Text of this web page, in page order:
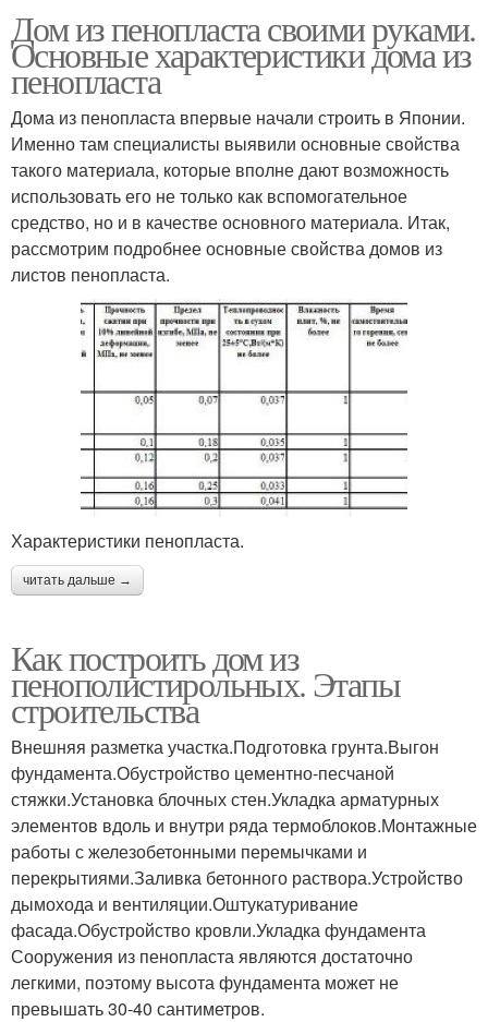
Дом из пенопласта своими руками.
Основные характеристики дома из
пенопласта
Дома из пенопласта впервые начали строить в Японии.
Именно там специалисты выявили основные свойства
такого материала, которые вполне дают возможность
использовать его не только как вспомогательное
средство, но и в качестве основного материала. Итак,
рассмотрим подробнее основные свойства домов из
листов пенопласта.
Характеристики пенопласта.
читать дальше →
Как построить дом из
пенополистирольных. Этапы
строительства
Внешняя разметка участка.Подготовка грунта.Выгон
фундамента.Обустройство цементно-песчаной
стяжки.Установка блочных стен.Укладка арматурных
элементов вдоль и внутри ряда термоблоков.Монтажные
работы с железобетонными перемычками и
перекрытиями.Заливка бетонного раствора.Устройство
дымохода и вентиляции.Оштукатуривание
фасада.Обустройство кровли.Укладка фундамента
Сооружения из пенопласта являются достаточно
легкими, поэтому высота фундамента может не
превышать 30-40 сантиметров.